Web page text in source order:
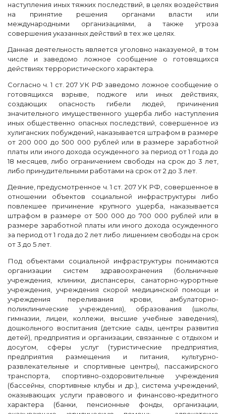
наступления иных тяжких последствий, в целях воздействия
на принятие решения органами власти или
международными организациями, а также угроза
совершения указанных действий в тех же целях.
Данная деятельность является уголовно наказуемой, в том
числе и заведомо ложное сообщение о готовящихся
действиях террористического характера.
Согласно ч. 1 ст. 207 УК РФ заведомо ложное сообщение о
готовящихся взрыве, поджоге или иных действиях,
создающих опасность гибели людей, причинения
значительного имущественного ущерба либо наступления
иных общественно опасных последствий, совершенное из
хулиганских побуждений, наказывается штрафом в размере
от 200 000 до 500 000 рублей или в размере заработной
платы или иного дохода осужденного за период от 1 года до
18 месяцев, либо ограничением свободы на срок до 3 лет,
либо принудительными работами на срок от 2 до 3 лет.
Деяние, предусмотренное ч. 1 ст. 207 УК РФ, совершенное в
отношении объектов социальной инфраструктуры либо
повлекшее причинение крупного ущерба, наказывается
штрафом в размере от 500 000 до 700 000 рублей или в
размере заработной платы или иного дохода осужденного
за период от 1 года до 2 лет либо лишением свободы на срок
от 3 до 5 лет.
Под объектами социальной инфраструктуры понимаются
организации систем здравоохранения (больничные
учреждения, клиники, диспансеры, санаторно-курортные
учреждения, учреждения скорой медицинской помощи и
учреждения переливания крови, амбулаторно-
поликлинические учреждения), образования (школы,
гимназии, лицеи, коллежи, высшие учебные заведения),
дошкольного воспитания (детские сады, центры развития
детей), предприятия и организации, связанные с отдыхом и
досугом, сферы услуг (туристические предприятия,
предприятия размещения и питания, культурно-
развлекательные и спортивные центры), пассажирского
транспорта, спортивно-оздоровительные учреждения
(бассейны, спортивные клубы и др.), система учреждений,
оказывающих услуги правового и финансово-кредитного
характера (банки, пенсионные фонды, организации,